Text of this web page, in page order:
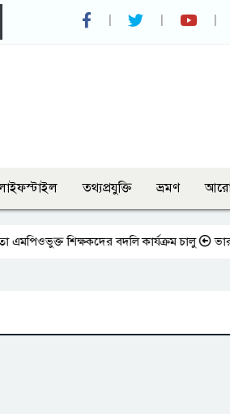
তথ্যপ্রযুক্তি ভ্রমণ
শিক্ষকদের বদলি কার্যক্রম চালু ভারপ্রাপ্ত